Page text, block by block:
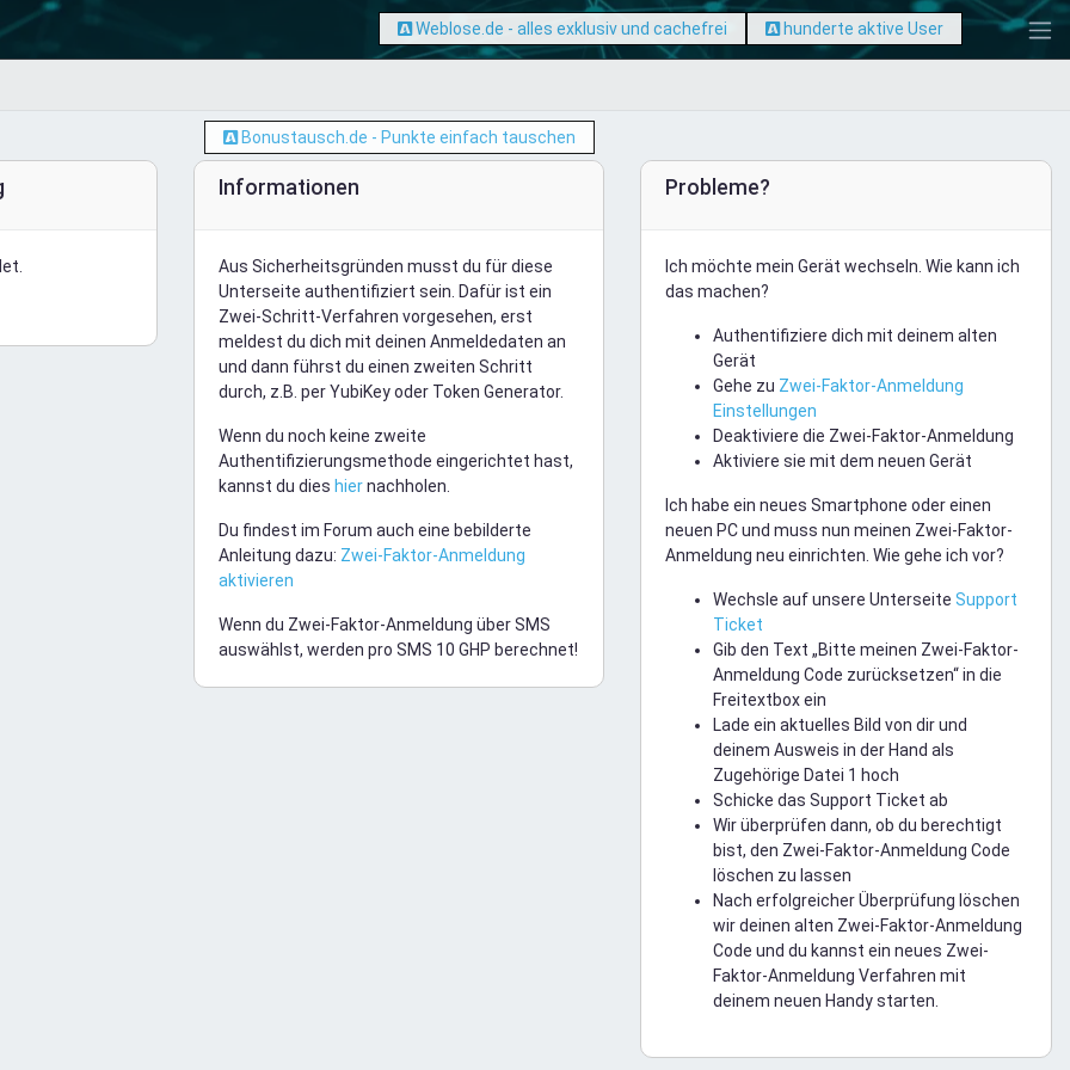
Weblose.de - alles exklusiv und cachefrei hunderte aktive User
Bonustausch.de - Punkte einfach tauschen
Informationen
Aus Sicherheitsgründen musst du für diese
Unterseite authentifiziert sein. Dafür ist ein
Zwei-Schritt-Verfahren vorgesehen, erst
meldest du dich mit deinen Anmeldedaten an
und dann führst du einen zweiten Schritt
durch, z.B. per YubiKey oder Token Generator.
Wenn du noch keine zweite
Authentifizierungsmethode eingerichtet hast,
kannst du dies hiernachholen.
Du findest im Forum auch eine bebilderte
Anleitung dazu: Zwei-Faktor-Anmeldung
aktivieren
Wenn du Zwei-Faktor-Anmeldung über SMS
auswählst, werden pro SMS 10 GHP berechnet!
Probleme?
Ich möchte mein Gerät wechseln. Wie kann ich
das machen?
Authentifiziere dich mit deinem alten
Gerät
Gehe zu Zwei-Faktor-Anmeldung
Einstellungen
Deaktiviere die Zwei-Faktor-Anmeldung
Aktiviere sie mit dem neuen Gerät
Ich habe ein neues Smartphone oder einen
neuen PC und muss nun meinen Zwei-Faktor-
Anmeldung neu einrichten. Wie gehe ich vor?
Wechsle auf unsere UnterseiteSupport
Ticket
Gib den Text „Bitte meinen Zwei-Faktor-
Anmeldung Code zurücksetzen“ in die
Freitextbox ein
Lade ein aktuelles Bild von dir und
deinem Ausweis in der Hand als
Zugehörige Datei 1 hoch
Schicke das Support Ticket ab
Wir überprüfen dann, ob du berechtigt
bist, den Zwei-Faktor-Anmeldung Code
löschen zu lassen
Nach erfolgreicher Überprüfung löschen
wir deinen alten Zwei-Faktor-Anmeldung
Code und du kannst ein neues Zwei-
Faktor-Anmeldung Verfahren mit
deinem neuen Handy starten.